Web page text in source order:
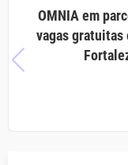
OMNIA em
vagas